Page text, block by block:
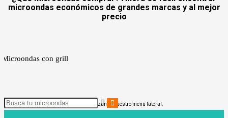
microondas económicos de grandes marcas y al mejor
precio
cualquier característica o precio utilizando nuestro menú lateral.